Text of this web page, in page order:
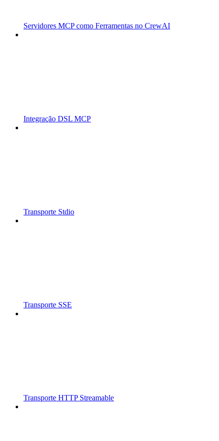
Servidores MCP como Ferramentas no CrewAI
Integração DSL MCP
Transporte Stdio
Transporte SSE
Transporte HTTP Streamable